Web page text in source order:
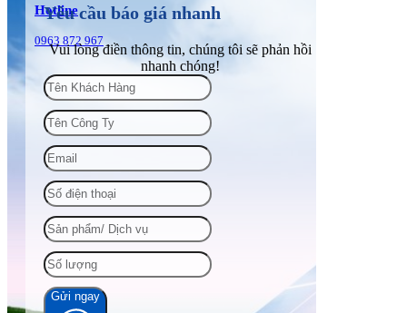
Hotline
0963 872 967
Yêu cầu báo giá nhanh
Vui lòng điền thông tin, chúng tôi sẽ phản hồi
nhanh chóng!
Gửi ngay